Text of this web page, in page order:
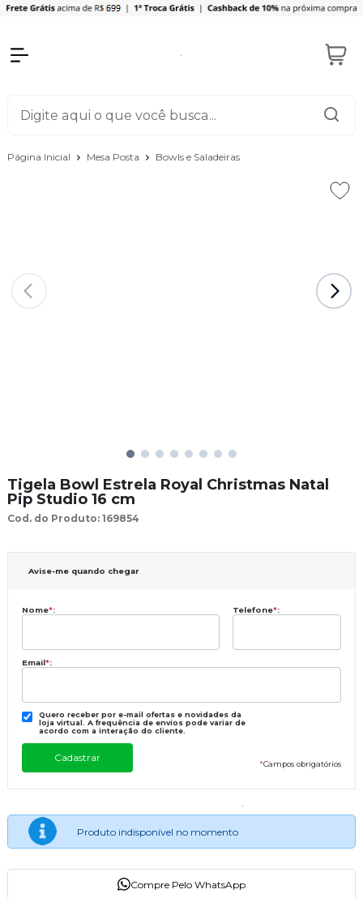
Página Inicial Mesa Posta Bowls e Saladeiras
Tigela Bowl Estrela Royal Christmas Natal
Pip Studio 16 cm
Cod. do Produto: 169854
Avise-me quando chegar
Nome*: Telefone*:
Email*:
Quero receber por e-mail ofertas e novidades da
loja virtual. A frequência de envios pode variar de
acordo com a interação do cliente.
*Campos obrigatórios
Produto indisponível no momento
Compre Pelo WhatsApp